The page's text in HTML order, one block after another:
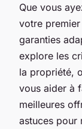
Que vous
votre
garanties
explore les
la propriété,
vous aider à
meilleures
astuces pour